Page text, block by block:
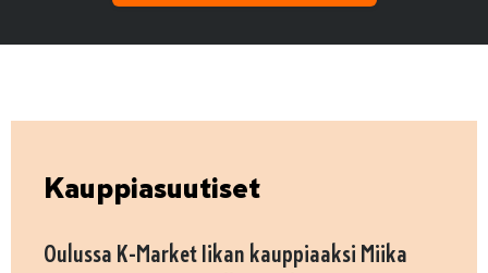
Kauppiasuutiset
Oulussa K-Market Iikan kauppiaaksi Miika